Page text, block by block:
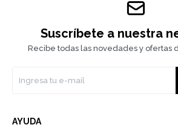
Suscríbete a nuestra
Recibe todas las novedades y ofertas
AYUDA